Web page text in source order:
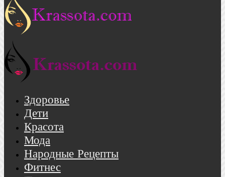
Здоровье
Дети
Красота
Мода
Народные Рецепты
Фитнес